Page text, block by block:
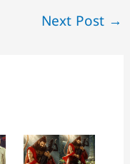
Next Post →